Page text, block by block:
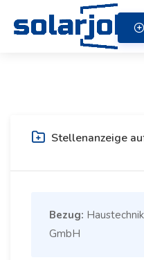
Zum Inhalt springen
Stellenanzeige
Bezug:
GmbH